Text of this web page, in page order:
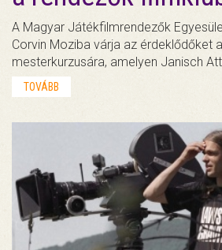
A Magyar Játékfilmrendezők
Corvin Moziba várja az érdeklődőket
mesterkurzusára, amelyen Janisch
TOVÁBB